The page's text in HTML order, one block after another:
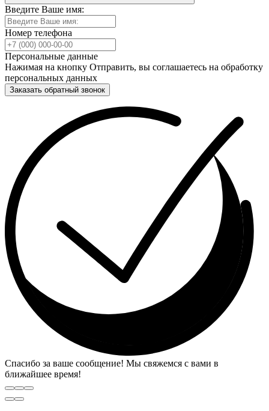
Введите Ваше имя:
Номер телефона
Персональные данные
Нажимая на кнопку Отправить, вы соглашаетесь на обработку
персональных данных
Заказать обратный звонок
Спасибо за ваше сообщение! Мы свяжемся с вами в
ближайшее время!